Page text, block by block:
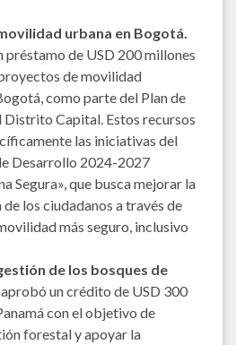
urbana en Bogotá.
préstamo de USD 200 millones
de movilidad
como parte del Plan de
Distrito Capital. Estos recursos
las iniciativas del
Desarrollo 2024-2027
Segura», que busca mejorar la
los ciudadanos a través de
más seguro, inclusivo
de los bosques de
un crédito de USD 300
con el objetivo de
forestal y apoyar la